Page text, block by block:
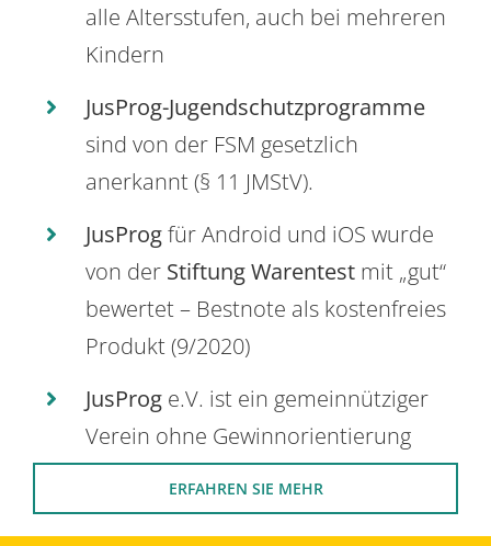
alle Altersstufen, auch bei mehreren
Kindern
JusProg-Jugendschutzprogramme
sind von der FSM gesetzlich
anerkannt (§ 11 JMStV).
JusProgfür Android und iOS wurde
von der Stiftung Warentest mit „gut“
bewertet – Bestnote als kostenfreies
Produkt (9/2020)
JusProg e.V. ist ein gemeinnütziger
Verein ohne Gewinnorientierung
ERFAHREN SIE MEHR